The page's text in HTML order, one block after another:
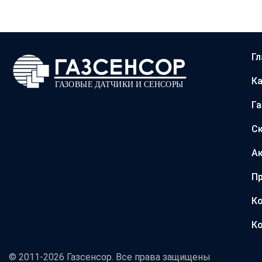
© 2011-2026 Газсенсор. Все права защищены